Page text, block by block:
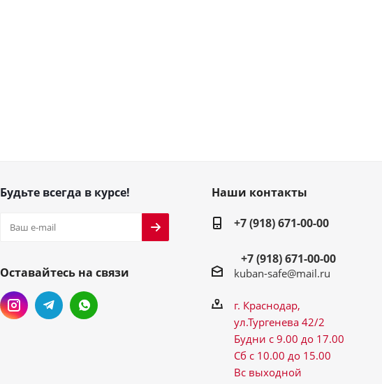
Будьте всегда в курсе!
Оставайтесь на связи
Наши контакты
+7 (918) 671-00-00
+7 (918) 671-00-00
kuban-safe@mail.ru
г. Краснодар,
ул.Тургенева 42/2
Будни с 9.00 до 17.00
Сб с 10.00 до 15.00
Вс выходной